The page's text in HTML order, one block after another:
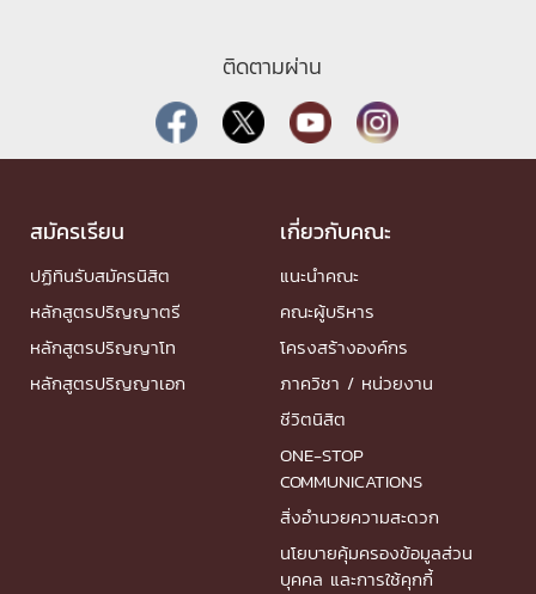
ติดตามผ่าน
สมัครเรียน
ปฏิทินรับสมัครนิสิต
หลักสูตรปริญญาตรี
หลักสูตรปริญญาโท
หลักสูตรปริญญาเอก
เกี่ยวกับคณะ
แนะนำคณะ
คณะผู้บริหาร
โครงสร้างองค์กร
ภาควิชา / หน่วยงาน
ชีวิตนิสิต
ONE-STOP
COMMUNICATIONS
สิ่งอำนวยความสะดวก
นโยบายคุ้มครองข้อมูลส่วน
บุคคล และการใช้คุกกี้